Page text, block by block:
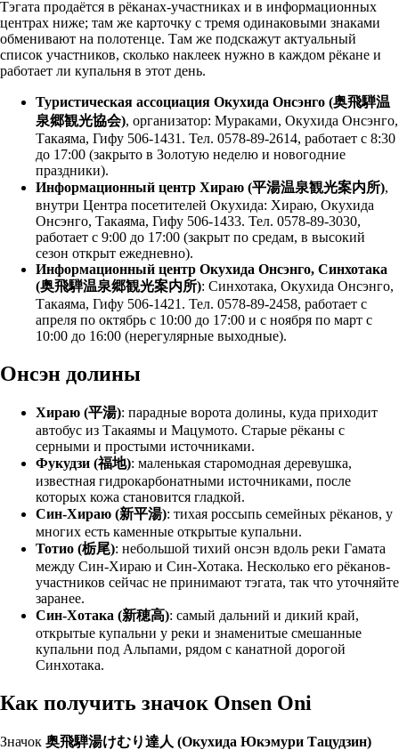
Тэгата продаётся в рёканах-участниках и в информационных
центрах ниже; там же карточку с тремя одинаковыми знаками
обменивают на полотенце. Там же подскажут актуальный
список участников, сколько наклеек нужно в каждом рёкане и
работает ли купальня в этот день.
Туристическая ассоциация Окухида Онсэнго (奥飛騨温
泉郷観光協会), организатор: Мураками, Окухида Онсэнго,
Такаяма, Гифу 506-1431. Тел. 0578-89-2614, работает с 8:30
до 17:00 (закрыто в Золотую неделю и новогодние
праздники).
Информационный центр Хираю (平湯温泉観光案内所),
внутри Центра посетителей Окухида: Хираю, Окухида
Онсэнго, Такаяма, Гифу 506-1433. Тел. 0578-89-3030,
работает с 9:00 до 17:00 (закрыт по средам, в высокий
сезон открыт ежедневно).
Информационный центр Окухида Онсэнго, Синхотака
(奥飛騨温泉郷観光案内所): Синхотака, Окухида Онсэнго,
Такаяма, Гифу 506-1421. Тел. 0578-89-2458, работает с
апреля по октябрь с 10:00 до 17:00 и с ноября по март с
10:00 до 16:00 (нерегулярные выходные).
Онсэн долины
Хираю (平湯): парадные ворота долины, куда приходит
автобус из Такаямы и Мацумото. Старые рёканы с
серными и простыми источниками.
Фукудзи (福地): маленькая старомодная деревушка,
известная гидрокарбонатными источниками, после
которых кожа становится гладкой.
Син-Хираю (新平湯): тихая россыпь семейных рёканов, у
многих есть каменные открытые купальни.
Тотио (栃尾): небольшой тихий онсэн вдоль реки Гамата
между Син-Хираю и Син-Хотака. Несколько его рёканов-
участников сейчас не принимают тэгата, так что уточняйте
заранее.
Син-Хотака (新穂高): самый дальний и дикий край,
открытые купальни у реки и знаменитые смешанные
купальни под Альпами, рядом с канатной дорогой
Синхотака.
Как получить значок Onsen Oni
Значок 奥飛騨湯けむり達人 (Окухида Юкэмури Тацудзин)